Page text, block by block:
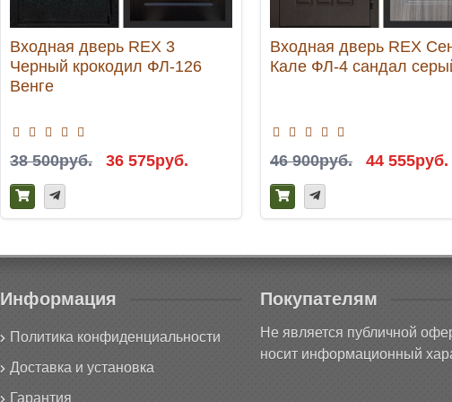
Входная дверь REX 3
Черный крокодил ФЛ-126
Венге
38 500руб. 36 575руб.
Входная дверь REX
Кале ФЛ-4 сандал
46 900руб. 44 555руб.
Информация
Политика конфиденциальности
Доставка и установка
Гарантия
Покупателям
Не является публичной
носит информационный